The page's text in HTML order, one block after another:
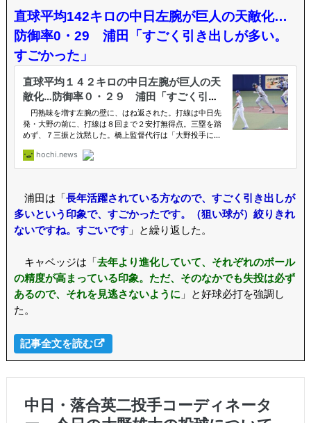
直球平均142キロの中日左腕が巨人の天敵化…
防御率0・29 浦田「すごく引き出しが多い。
すごかった」
浦田は「長年活躍されている方なので、すごく引き出しが
多いという印象で、すごかったです。（狙い球が）絞りきれ
ないですね。すごいです」と繰り返した。
キャベッジは「去年より進化していて、それぞれのボール
の精度が高まっている印象。ただ、そのなかでも失投は必ず
あるので、それを見逃さないように 」と好球必打を強調し
た。
記事全文を読む